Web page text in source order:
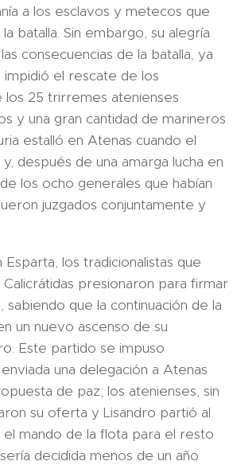
a los esclavos y metecos que
batalla. Sin embargo, su alegría
consecuencias de la batalla, ya
el rescate de los
25 trirremes atenienses
y una gran cantidad de marineros
estalló en Atenas cuando el
después de una amarga lucha en
los ocho generales que habían
juzgados conjuntamente y
los tradicionalistas que
presionaron para firmar
sabiendo que la continuación de la
un nuevo ascenso de su
Este partido se impuso
una delegación a Atenas
de paz; los atenienses, sin
su oferta y Lisandro partió al
el mando de la flota para el resto
decidida menos de un año